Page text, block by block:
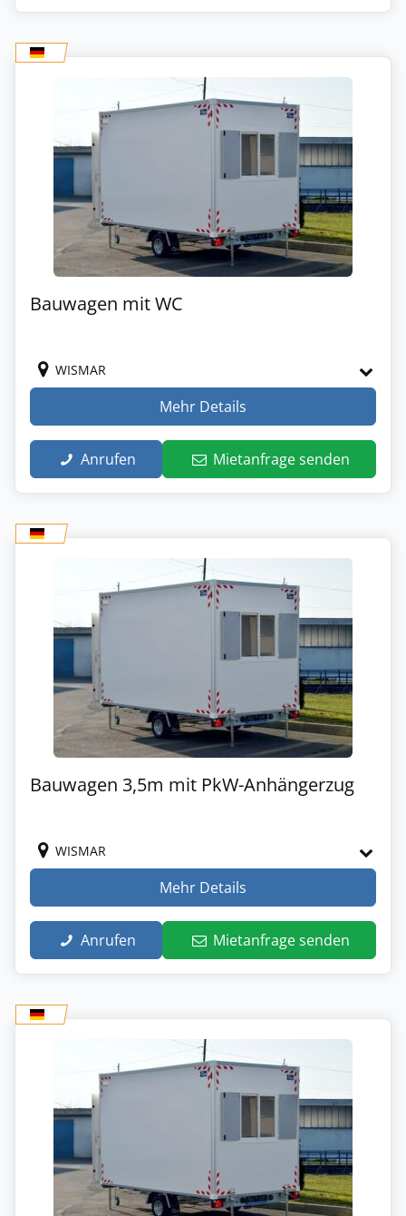
Bauwagen mit WC
WISMAR
Mehr Details
Anrufen Mietanfrage senden
Bauwagen 3,5m mit PkW-Anhängerzug
WISMAR
Mehr Details
Anrufen Mietanfrage senden